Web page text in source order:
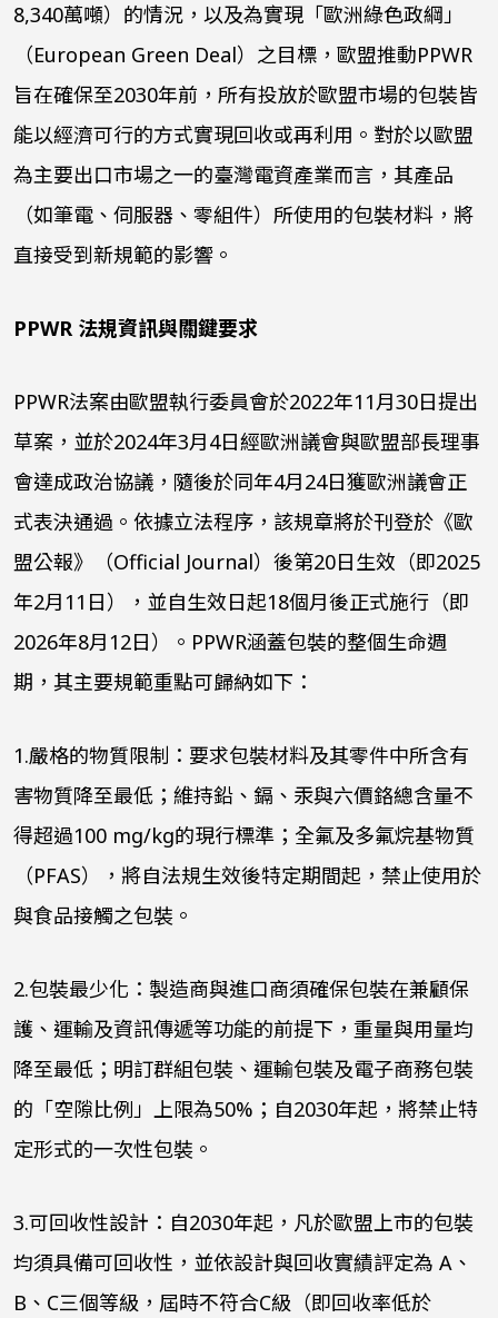
8,340萬噸）的情況，以及為實現「歐洲綠色政綱」
（European Green Deal）之目標，歐盟推動PPWR
旨在確保至2030年前，所有投放於歐盟市場的包裝皆
能以經濟可行的方式實現回收或再利用。對於以歐盟
為主要出口市場之一的臺灣電資產業而言，其產品
（如筆電、伺服器、零組件）所使用的包裝材料，將
直接受到新規範的影響。
PPWR 法規資訊與關鍵要求
PPWR法案由歐盟執行委員會於2022年11月30日提出
草案，並於2024年3月4日經歐洲議會與歐盟部長理事
會達成政治協議，隨後於同年4月24日獲歐洲議會正
式表決通過。依據立法程序，該規章將於刊登於《歐
盟公報》（Official Journal）後第20日生效（即2025
年2月 11 日），並自生效日起18個月後正式施行（即
2026年8月 12日）。 PPWR涵蓋包裝的整個生命週
期，其主要規範重點可歸納如下：
1.嚴格的物質限制：要求包裝材料及其零件中所含有
害物質降至最低；維持鉛、鎘、汞與六價鉻總含量不
得超過100 mg/kg的現行標準；全氟及多氟烷基物質
（PFAS），將自法規生效後特定期間起，禁止使用於
與食品接觸之包裝。
2.包裝最少化：製造商與進口商須確保包裝在兼顧保
護、運輸及資訊傳遞等功能的前提下，重量與用量均
降至最低；明訂群組包裝、運輸包裝及電子商務包裝
的「空隙比例」上限為50% ；自2030年起，將禁止特
定形式的一次性包裝。
3.可回收性設計：自2030年起，凡於歐盟上市的包裝
均須具備可回收性，並依設計與回收實績評定為 A 、
B 、 C三個等級，屆時不符合C級（即回收率低於